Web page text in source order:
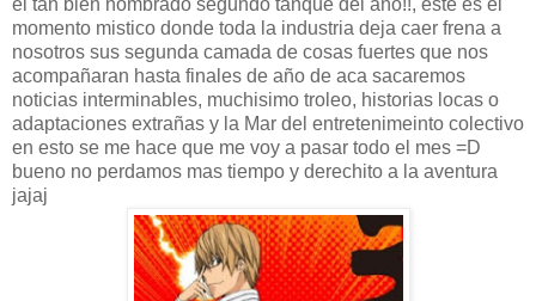
el tan bien nombrado segundo tanque del año!!, este es el
momento mistico donde toda la industria deja caer frena a
nosotros sus segunda camada de cosas fuertes que nos
acompañaran hasta finales de año de aca sacaremos
noticias interminables, muchisimo troleo, historias locas o
adaptaciones extrañas y la Mar del entretenimeinto colectivo
en esto se me hace que me voy a pasar todo el mes =D
bueno no perdamos mas tiempo y derechito a la aventura
jajaj